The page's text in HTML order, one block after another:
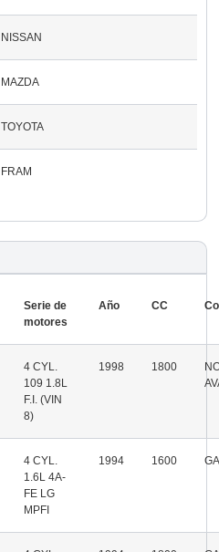
NISSAN
MAZDA
TOYOTA
FRAM
Serie de
motores
Año CC
4 CYL.
109 1.8L
F.I. (VIN
8)
1998 1800
4 CYL.
1.6L 4A-
FE LG
MPFI
1994 1600